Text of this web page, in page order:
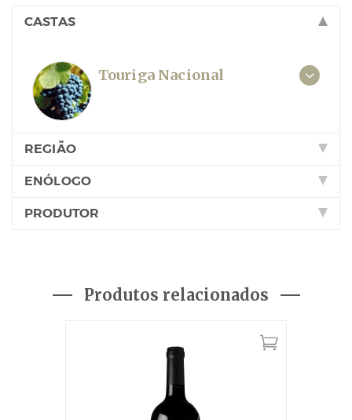
CASTAS
Touriga Nacional
REGIÃO
ENÓLOGO
PRODUTOR
Produtos relacionados